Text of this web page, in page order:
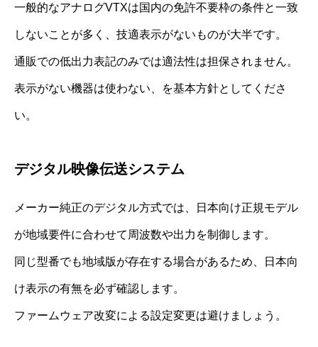
一般的なアナログVTXは国内の免許不要枠の条件と一致
しないことが多く、技適表示がないものが大半です。
通販での低出力表記のみでは適法性は担保されません。
表示がない機器は使わない、を基本方針としてくださ
い。
デジタル映像伝送システム
メーカー純正のデジタル方式では、日本向け正規モデル
が地域要件に合わせて周波数や出力を制御します。
同じ型番でも地域版が存在する場合があるため、日本向
け表示の有無を必ず確認します。
ファームウェア改変による設定変更は避けましょう。